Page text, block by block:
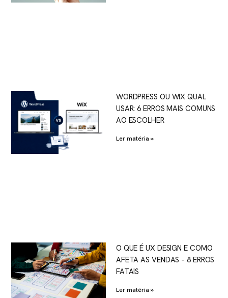
WORDPRESS OU WIX QUAL
USAR: 6 ERROS MAIS COMUNS
AO ESCOLHER
Ler matéria »
O QUE É UX DESIGN E COMO
AFETA AS VENDAS – 8 ERROS
FATAIS
Ler matéria »